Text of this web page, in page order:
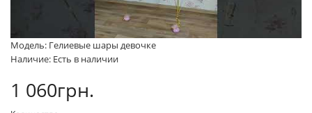
Модель: Гелиевые шары девочке
Наличие: Есть в наличии
1 060грн.